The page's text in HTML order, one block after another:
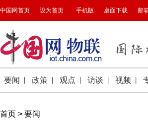
首页 > 要闻